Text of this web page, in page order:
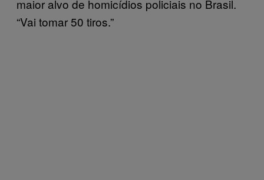
maior alvo de homicídios policiais no Brasil.
“Vai tomar 50 tiros.”